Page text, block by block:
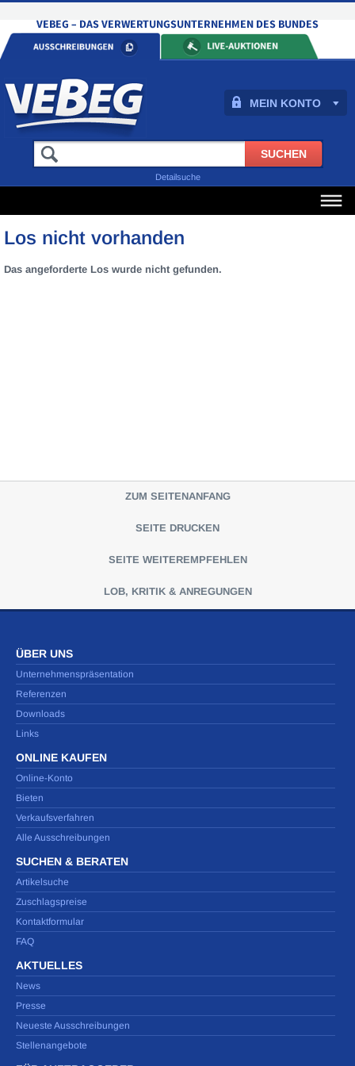
MEIN KONTO
Detailsuche
Los nicht vorhanden
Das angeforderte Los wurde nicht gefunden.
ZUM SEITENANFANG
SEITE DRUCKEN
SEITE WEITEREMPFEHLEN
LOB, KRITIK & ANREGUNGEN
ÜBER UNS
Unternehmenspräsentation
Referenzen
Downloads
Links
ONLINE KAUFEN
Online-Konto
Bieten
Verkaufsverfahren
Alle Ausschreibungen
SUCHEN & BERATEN
Artikelsuche
Zuschlagspreise
Kontaktformular
FAQ
AKTUELLES
News
Presse
Neueste Ausschreibungen
Stellenangebote